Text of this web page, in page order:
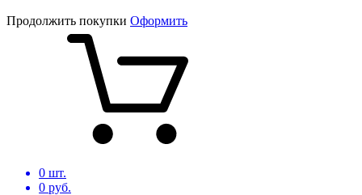
Продолжить покупки Оформить
0 шт.
0 руб.